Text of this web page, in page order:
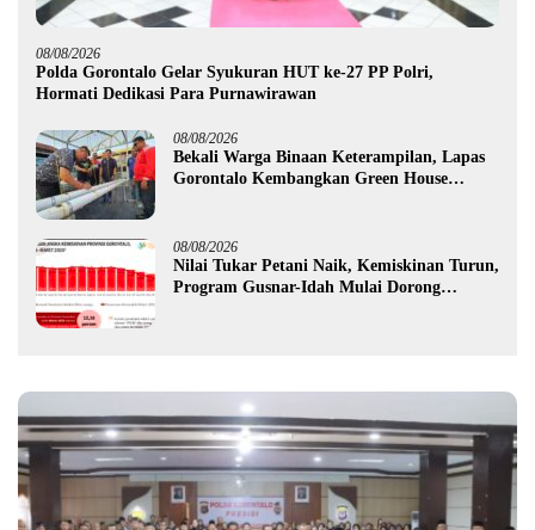
08/08/2026
Polda Gorontalo Gelar Syukuran HUT ke-27 PP Polri,
Hormati Dedikasi Para Purnawirawan
08/08/2026
Bekali Warga Binaan Keterampilan, Lapas
Gorontalo Kembangkan Green House
08/08/2026
Nilai Tukar Petani Naik, Kemiskinan Turun,
Program Gusnar-Idah Mulai Dorong